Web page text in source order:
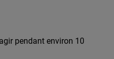
pendant environ 10